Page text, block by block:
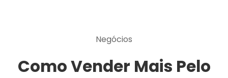
Negócios
Como Vender Mais Pelo